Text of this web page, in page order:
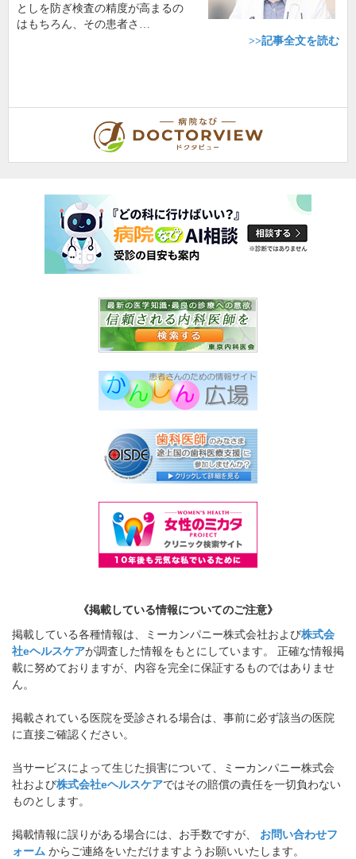
としを防ぎ検査の精度が高まるの
はもちろん、その患者さ…
>>記事全文を読む
《掲載している情報についてのご注意》
掲載している各種情報は、ミーカンパニー株式会社および株式会
社eヘルスケアが調査した情報をもとにしています。 正確な情報掲
載に努めておりますが、内容を完全に保証するものではありませ
ん。
掲載されている医院を受診される場合は、事前に必ず該当の医院
に直接ご確認ください。
当サービスによって生じた損害について、ミーカンパニー株式会
社および株式会社eヘルスケアではその賠償の責任を一切負わない
ものとします。
掲載情報に誤りがある場合には、お手数ですが、 お問い合わせフ
ォーム からご連絡をいただけますようお願いいたします。